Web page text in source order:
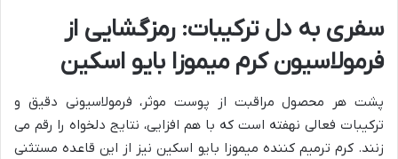
سفری به دل ترکیبات: رمزگشایی از
فرمولاسیون کرم میموزا بایو اسکین
پشت هر محصول مراقبت از پوست موثر، فرمولاسیونی دقیق و
ترکیبات فعالی نهفته است که با هم افزایی، نتایج دلخواه را رقم می
زنند. کرم ترمیم کننده میموزا بایو اسکین نیز از این قاعده مستثنی